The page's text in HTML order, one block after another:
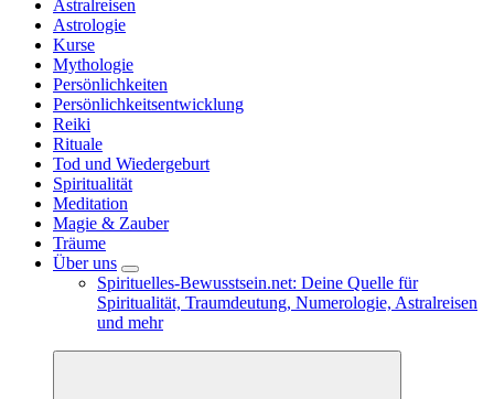
Astralreisen
Astrologie
Kurse
Mythologie
Persönlichkeiten
Persönlichkeitsentwicklung
Reiki
Rituale
Tod und Wiedergeburt
Spiritualität
Meditation
Magie & Zauber
Träume
Über uns
Spirituelles-Bewusstsein.net: Deine Quelle für
Spiritualität, Traumdeutung, Numerologie, Astralreisen
und mehr